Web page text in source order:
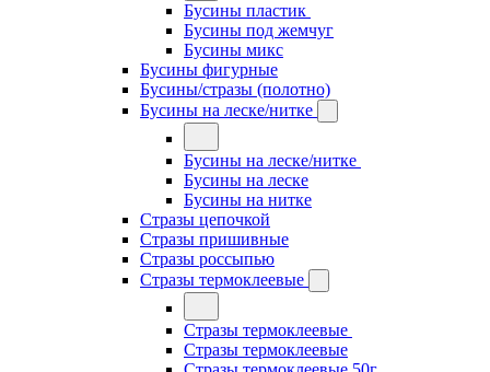
Бусины пластик
Бусины под жемчуг
Бусины микс
Бусины фигурные
Бусины/стразы (полотно)
Бусины на леске/нитке
Бусины на леске/нитке
Бусины на леске
Бусины на нитке
Стразы цепочкой
Стразы пришивные
Стразы россыпью
Стразы термоклеевые
Стразы термоклеевые
Стразы термоклеевые